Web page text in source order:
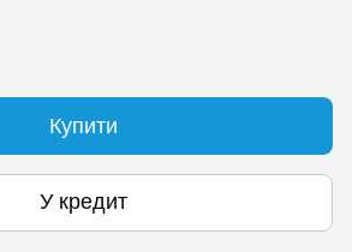
Купити
У кредит